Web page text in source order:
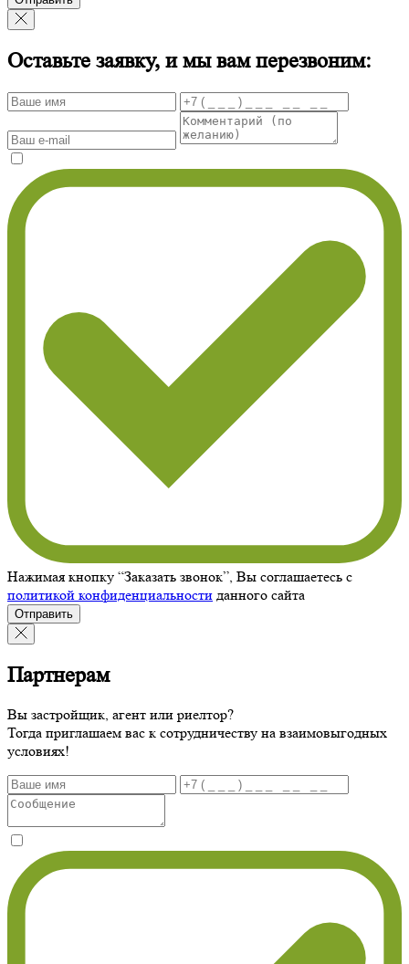
Оставьте заявку, и мы вам перезвоним:
Нажимая кнопку “Заказать звонок”, Вы соглашаетесь с
политикой конфиденциальности данного сайта
Отправить
Партнерам
Вы застройщик, агент или риелтор?
Тогда приглашаем вас к сотрудничеству на взаимовыгодных
условиях!